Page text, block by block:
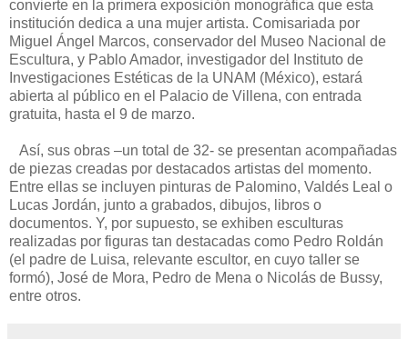
convierte en la primera exposición monográfica que esta
institución dedica a una mujer artista. Comisariada por
Miguel Ángel Marcos, conservador del Museo Nacional de
Escultura, y Pablo Amador, investigador del Instituto de
Investigaciones Estéticas de la UNAM (México), estará
abierta al público en el Palacio de Villena, con entrada
gratuita, hasta el 9 de marzo.
Así, sus obras –un total de 32- se presentan acompañadas
de piezas creadas por destacados artistas del momento.
Entre ellas se incluyen pinturas de Palomino, Valdés Leal o
Lucas Jordán, junto a grabados, dibujos, libros o
documentos. Y, por supuesto, se exhiben esculturas
realizadas por figuras tan destacadas como Pedro Roldán
(el padre de Luisa, relevante escultor, en cuyo taller se
formó), José de Mora, Pedro de Mena o Nicolás de Bussy,
entre otros.